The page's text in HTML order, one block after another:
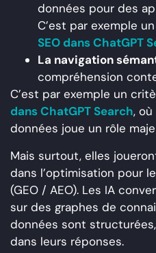
données pour des
C’est par exemple
SEO dans ChatGPT
La navigation
compréhension
C’est par exemple un
dans ChatGPT Search,
données joue un rôle
Mais surtout, elles
dans l’optimisation pour
(GEO / AEO). Les IA
sur des graphes de
données sont
dans leurs réponses.